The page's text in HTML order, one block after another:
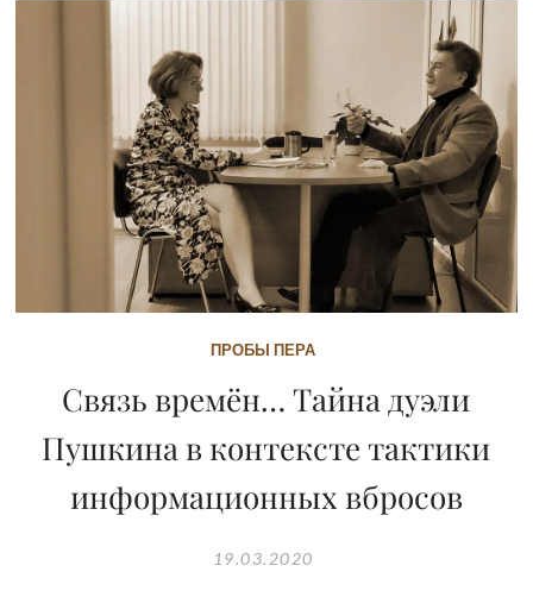
ПРОБЫ ПЕРА
Связь времён… Тайна дуэли
Пушкина в контексте тактики
информационных вбросов
19.03.2020